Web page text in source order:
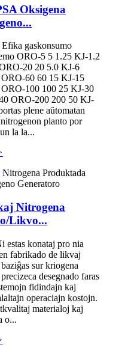
Oksigena
gaskonsumo
ORO-5 5 1.25 KJ-1.2
20 20 5.0 KJ-6
60 60 15 KJ-15
100 100 25 KJ-30
ORO-200 200 50 KJ-
plene aŭtomatan
planto por
la la...
Nitrogena
Likvo...
estas konataj pro nia
fabrikado de likvaj
sur kriogena
desegnado faras
fidindajn kaj
operaciajn kostojn.
materialoj kaj
o...